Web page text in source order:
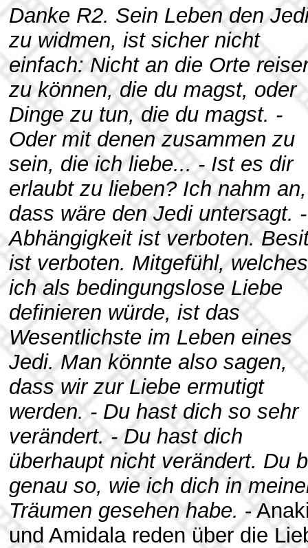
Danke R2. Sein Leben den
zu widmen, ist sicher nicht
einfach: Nicht an die Orte
zu können, die du magst, oder
Dinge zu tun, die du magst. -
Oder mit denen zusammen zu
sein, die ich liebe... - Ist es dir
erlaubt zu lieben? Ich nahm an,
dass wäre den Jedi untersagt. -
Abhängigkeit ist verboten.
ist verboten. Mitgefühl, welches
ich als bedingungslose Liebe
definieren würde, ist das
Wesentlichste im Leben eines
Jedi. Man könnte also sagen,
dass wir zur Liebe ermutigt
werden. - Du hast dich so sehr
verändert. - Du hast dich
überhaupt nicht verändert. Du
genau so, wie ich dich in
Träumen gesehen habe. -
und Amidala reden über die